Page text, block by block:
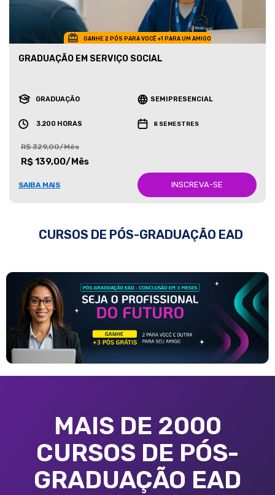
GANHE 2 PÓS PARA VOCÊ +1 PARA UM AMIGO
GRADUAÇÃO EM SERVIÇO SOCIAL
GRADUAÇÃO SEMIPRESENCIAL
3.200 HORAS 8 SEMESTRES
R$ 329,00/Mês
R$ 139,00/Mês
SAIBA MAIS INSCREVA-SE
CURSOS DE PÓS-GRADUAÇÃO EAD
MAIS DE 2000
CURSOS DE PÓS-
GRADUAÇÃO EAD